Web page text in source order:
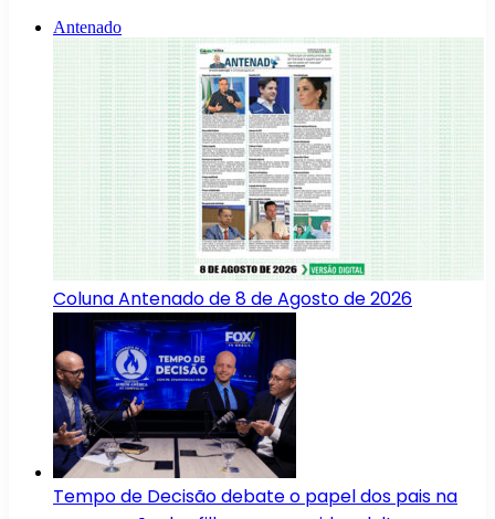
Antenado
Coluna Antenado de 8 de Agosto de 2026
Tempo de Decisão debate o papel dos pais na